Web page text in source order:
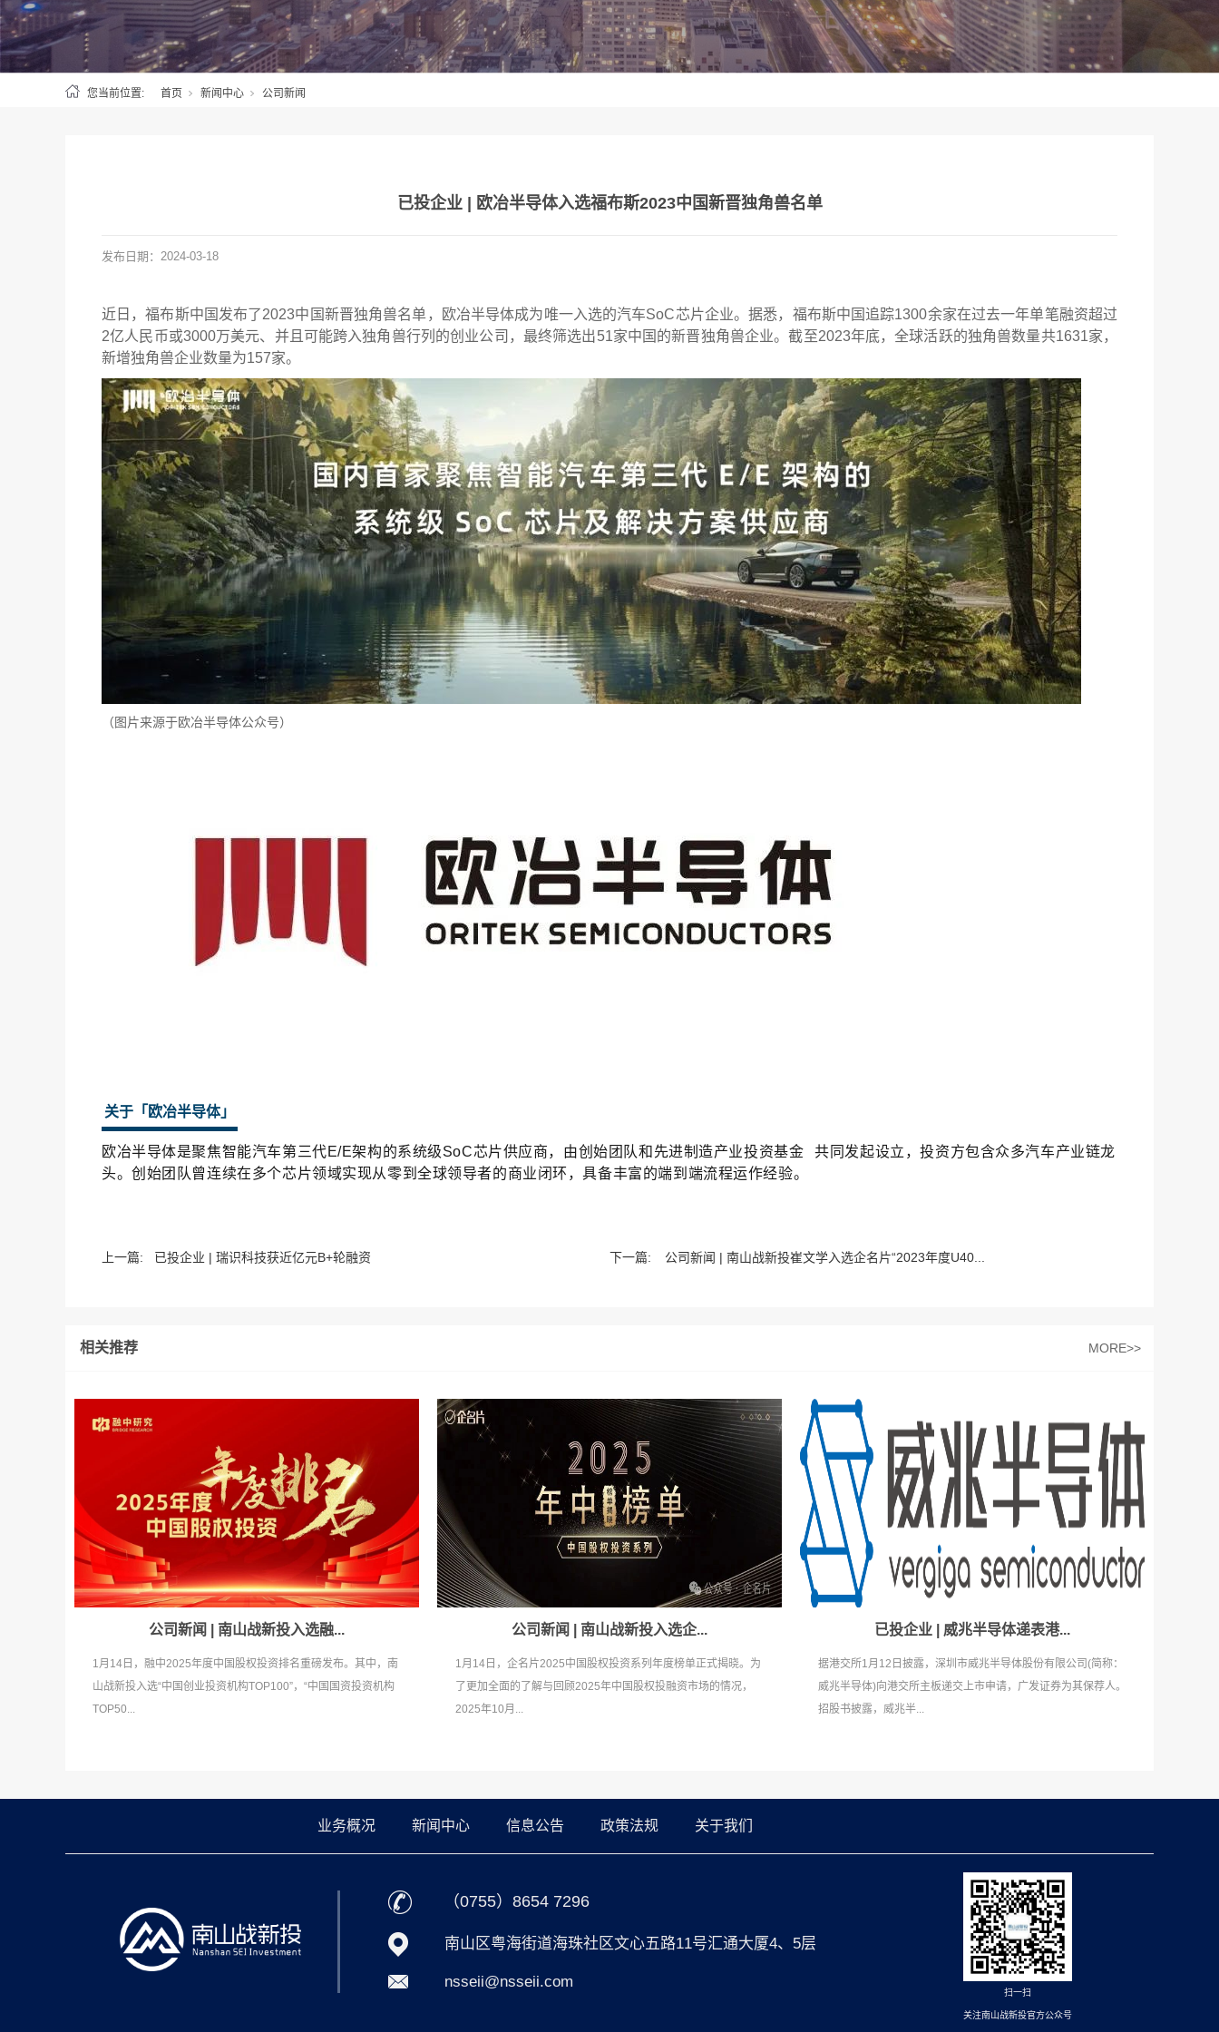
您当前位置: 首页 新闻中心 公司新闻
已投企业 | 欧冶半导体入选福布斯2023中国新晋独角兽名单
发布日期： 2024-03-18
近日，福布斯中国发布了2023中国新晋独角兽名单，欧冶半导体成为唯一入选的汽车SoC芯片企业。据悉，福布斯中国追踪1300余家在过去一年单笔融资超过
2亿人民币或3000万美元、并且可能跨入独角兽行列的创业公司，最终筛选出51家中国的新晋独角兽企业。截至2023年底，全球活跃的独角兽数量共1631家，
新增独角兽企业数量为157家。
（图片来源于欧冶半导体公众号）
关于「欧冶半导体」
欧冶半导体是聚焦智能汽车第三代E/E架构的系统级SoC芯片供应商，由创始团队和先进制造产业投资基金
共同发起设立，投资方包含众多汽车产业链龙
头。创始团队曾连续在多个芯片领域实现从零到全球领导者的商业闭环，具备丰富的端到端流程运作经验。
上一篇: 已投企业 | 瑞识科技获近亿元B+轮融资 下一篇: 公司新闻 | 南山战新投崔文学入选企名片“2023年度U40...
相关推荐 MORE>>
公司新闻 | 南山战新投入选融...
1月14日，融中2025年度中国股权投资排名重磅发布。其中，南
山战新投入选“中国创业投资机构TOP100”，“中国国资投资机构
TOP50...
公司新闻 | 南山战新投入选企...
1月14日，企名片2025中国股权投资系列年度榜单正式揭晓。为
了更加全面的了解与回顾2025年中国股权投融资市场的情况，
2025年10月...
已投企业 | 威兆半导体递表港...
据港交所1月12日披露，深圳市威兆半导体股份有限公司(简称：
威兆半导体)向港交所主板递交上市申请，广发证券为其保荐人。
招股书披露，威兆半...
业务概况 新闻中心 信息公告 政策法规 关于我们
（0755）8654 7296
南山区粤海街道海珠社区文心五路11号汇通大厦4、5层
nsseii@nsseii.com
扫一扫
关注南山战新投官方公众号